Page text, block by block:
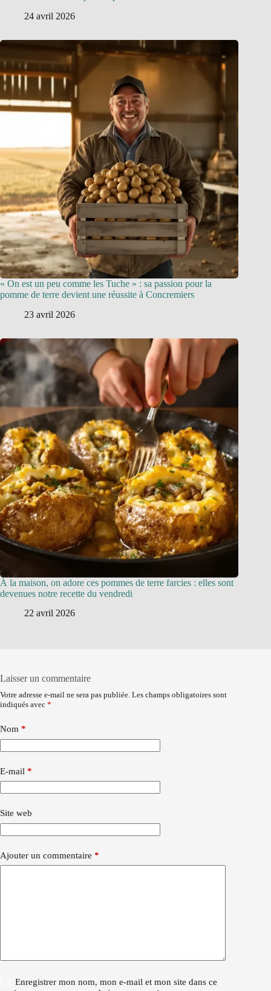
24 avril 2026
« On est un peu comme les Tuche » : sa passion pour la
pomme de terre devient une réussite à Concremiers
23 avril 2026
À la maison, on adore ces pommes de terre farcies : elles sont
devenues notre recette du vendredi
22 avril 2026
Laisser un commentaire
Votre adresse e-mail ne sera pas publiée. Les champs obligatoires sont
indiqués avec *
Nom *
E-mail *
Site web
Ajouter un commentaire *
Enregistrer mon nom, mon e-mail et mon site dans ce